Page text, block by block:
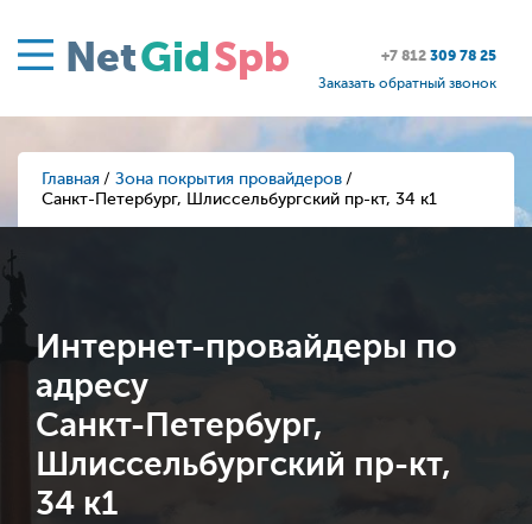
NetGidSpb +7 812 309 78 25
Заказать обратный звонок
Главная
Зона покрытия провайдеров
Санкт-Петербург, Шлиссельбургский пр-кт, 34 к1
Интернет-провайдеры по
адресу
Санкт-Петербург,
Шлиссельбургский пр-кт,
34 к1